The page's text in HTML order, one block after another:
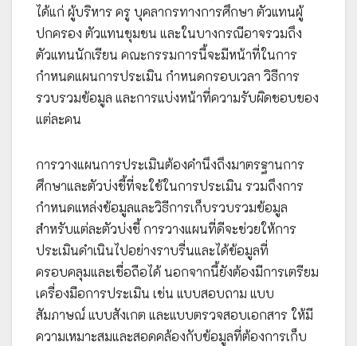
ได้แก่ ผู้บริหาร ครู บุคลากรทางการศึกษา ตัวแทนผู้
ปกครอง ตัวแทนชุมชน และในบางกรณีอาจรวมถึง
ตัวแทนนักเรียน คณะกรรมการนี้จะมีหน้าที่ในการ
กำหนดแผนการประเมิน กำหนดกรอบเวลา วิธีการ
รวบรวมข้อมูล และการแบ่งหน้าที่ความรับผิดชอบของ
แต่ละคน
การวางแผนการประเมินต้องคำนึงถึงมาตรฐานการ
ศึกษาและตัวบ่งชี้ที่จะใช้ในการประเมิน รวมถึงการ
กำหนดแหล่งข้อมูลและวิธีการเก็บรวบรวมข้อมูล
สำหรับแต่ละตัวบ่งชี้ การวางแผนที่ดีจะช่วยให้การ
ประเมินดำเนินไปอย่างราบรื่นและได้ข้อมูลที่
ครอบคลุมและเชื่อถือได้ นอกจากนี้ยังต้องมีการเตรียม
เครื่องมือการประเมิน เช่น แบบสอบถาม แบบ
สัมภาษณ์ แบบสังเกต และแบบตรวจสอบเอกสาร ให้มี
ความเหมาะสมและสอดคล้องกับข้อมูลที่ต้องการเก็บ